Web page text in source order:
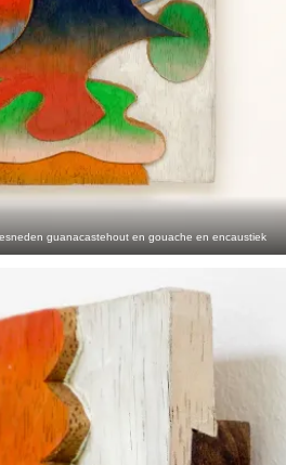
guanacastehout en gouache en encaustiek